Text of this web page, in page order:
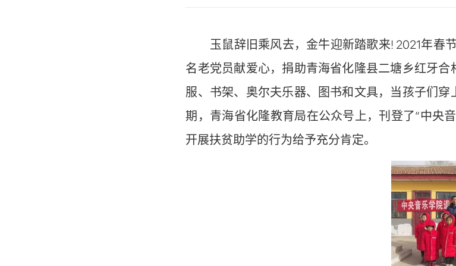
玉鼠辞旧乘风去，金牛迎新踏歌来! 2021年春
名老党员献爱心，捐助青海省化隆县二塘乡红牙
服、书架、奥尔夫乐器、图书和文具，当孩子们
期，青海省化隆教育局在公众号上，刊登了“中央
开展扶贫助学的行为给予充分肯定。